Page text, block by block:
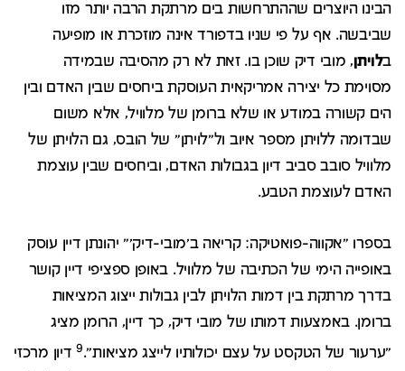
הבינו היוצרים שההתרחשות בים מרתקת הרבה יותר מזו
שביבשה. אף על פי שניו בדפורד אינה מוזכרת או מופיעה
בלויתן, מובי דיק שוכן בו. זאת לא רק מהסיבה שבמידה
מסוימת כל יצירה אמריקאית העוסקת ביחסים שבין האדם ובין
הים קשורה במודע או שלא ברומן של מלוויל, אלא משום
שבדומה ללויתן מספר איוב ול"לויתן" של הובס, גם הלויתן של
מלוויל סובב סביב דיון בגבולות האדם, וביחסים שבין עוצמת
האדם לעוצמת הטבע.
בספרו "אקווה-פואטיקה: קריאה ב'מובי-דיק'" יהונתן דיין עוסק
באופייה הימי של הכתיבה של מלוויל. באופן ספציפי דיין קושר
בדרך מרתקת בין דמות הלויתן לבין גבולות ייצוג המציאות
ברומן. באמצעות דמותו של מובי דיק, כך דיין, הרומן מציג
"ערעור של הטקסט על עצם יכולותיו לייצג מציאות".9 דיון מרכזי